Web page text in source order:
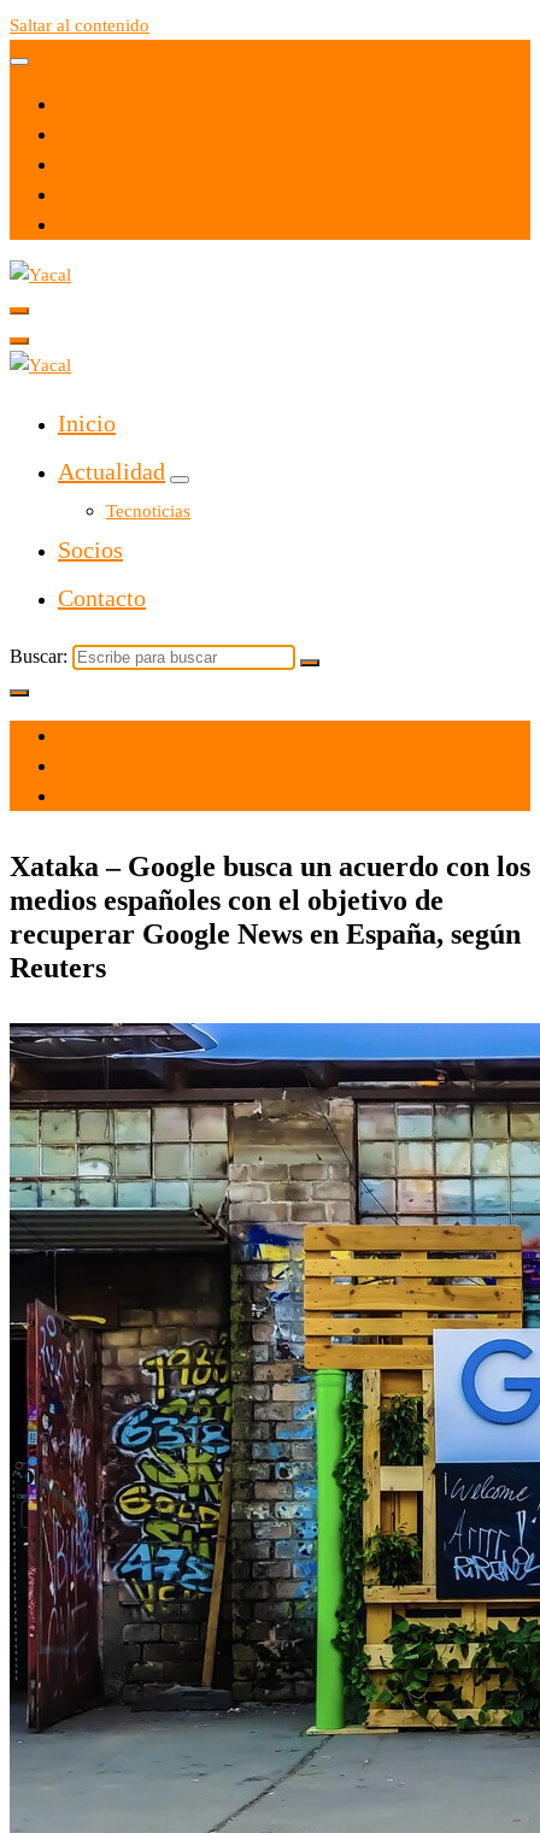
Saltar al contenido
Yacal micro hosting
Inicio
Actualidad
Tecnoticias
Socios
Contacto
Buscar:
Xataka – Google busca un acuerdo con los
medios españoles con el objetivo de
recuperar Google News en España, según
Reuters